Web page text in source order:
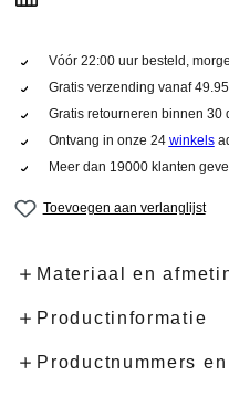
Vóór 22:00 uur besteld,
Gratis verzending vanaf 49.95
Gratis retourneren binnen 30
Ontvang in onze 24 winkels
Meer dan 19000 klanten
Toevoegen aan verlanglijst
Materiaal en
Productinformatie
Productnummers